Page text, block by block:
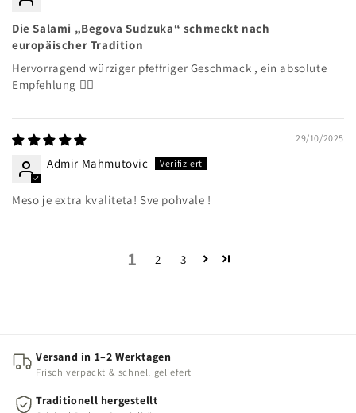
Die Salami „Begova Sudzuka“ schmeckt nach
europäischer Tradition
Hervorragend würziger pfeffriger Geschmack , ein absolute
Empfehlung 👌🏻
29/10/2025
Admir Mahmutovic
Meso je extra kvaliteta! Sve pohvale !
1 2 3
Versand in 1–2 Werktagen
Frisch verpackt & schnell geliefert
Traditionell hergestellt